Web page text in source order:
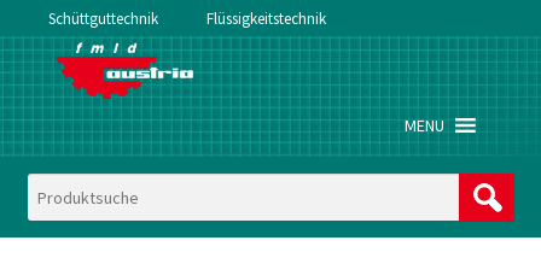
Schüttguttechnik Flüssigkeitstechnik
Zur
Navigation
springen
Zum
Inhalt
springen
MENU